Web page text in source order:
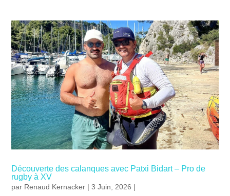
Découverte des calanques avec Patxi Bidart – Pro de
rugby à XV
par Renaud Kernacker | 3 Juin, 2026 |